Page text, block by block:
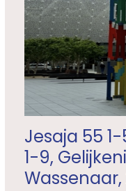
Jesaja 55 1-
1-9,
Wassenaar,